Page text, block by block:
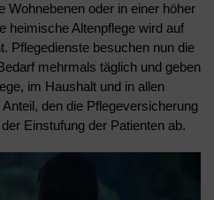
Wohnebenen oder in einer höher
heimische Altenpflege wird auf
Pflegedienste besuchen nun die
mehrmals täglich und geben
im Haushalt und in allen
den die Pflegeversicherung
Einstufung der Patienten ab.